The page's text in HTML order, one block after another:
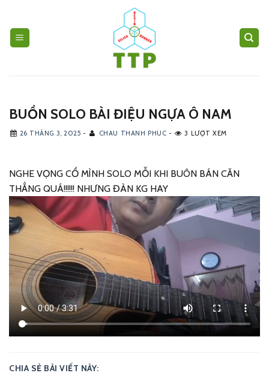
content
BUỒN SOLO BÀI ĐIỆU NGỰA Ô NAM
26 THÁNG 3, 2025 - CHAU THANH PHUC - 3 LƯỢT XEM
NGHE VỌNG CỔ MÌNH SOLO MỖI KHI BUÔN BÁN CĂN
THẲNG QUÁ!!!!!! NHƯNG ĐÀN KG HAY
CHIA SẺ BÀI VIẾT NÀY: